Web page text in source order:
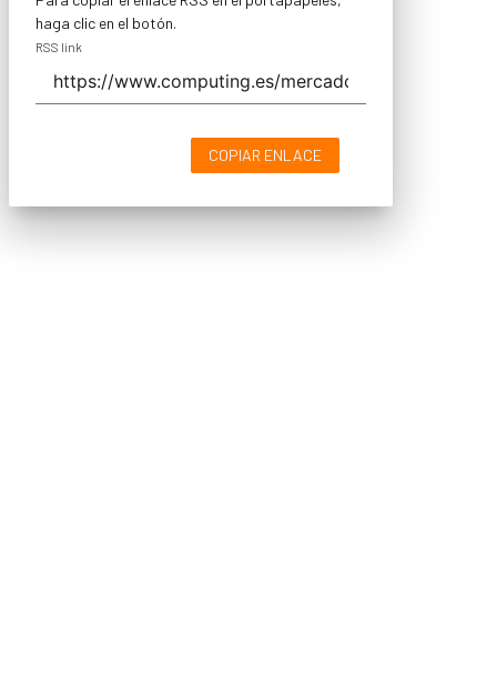
haga clic en el botón.
RSS link
COPIAR ENLACE